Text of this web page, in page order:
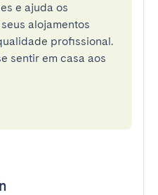
e ajuda os
alojamentos
profissional.
sentir em casa aos